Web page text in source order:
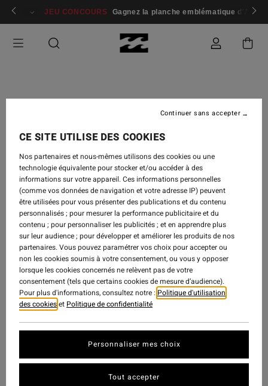
Se connecter / s'inscrire
JEU CONCOURS Gagnez la planche emblématique d'Andy
MELODRAMA | TEASER
FOR BODE MERRILL'S
NEW FILM
TRAVEL - 15 OCT. 2018
'MELODRAMA' FEAT.
CE SITE UTILISE DES COOKIES
Nos partenaires et nous-mêmes utilisons des cookies ou une
technologie équivalente pour stocker et/ou accéder à des
informations sur votre appareil. Ces informations personnelles
(comme vos données de navigation et votre adresse IP) peuvent
être utilisées pour vous présenter des publications et du contenu
personnalisés ; pour mesurer la performance publicitaire et du
contenu ; pour personnaliser les publicités ; et en apprendre plus
sur leur audience ; pour développer et améliorer les produits de nos
partenaires. Vous pouvez paramétrer vos choix pour accepter ou
non les cookies soumis à votre consentement, ou vous y opposer
lorsque les cookies concernés ne relèvent pas de votre
consentement (tels que certains cookies de mesure d’audience).
Pour plus d'informations, consultez notre : Politique d'utilisation
des cookieset Politique de confidentialité
Personnaliser mes choix
Continuer sans accepter
Tout accepter